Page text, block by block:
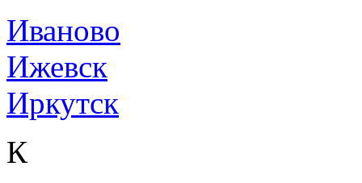
Иваново
Ижевск
Иркутск
К